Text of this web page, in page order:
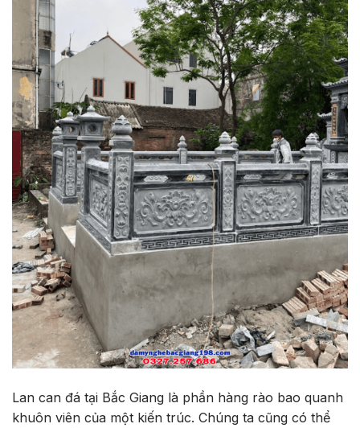
Lan can đá tại Bắc Giang là phần hàng rào bao quanh
khuôn viên của một kiến trúc. Chúng ta cũng có thể